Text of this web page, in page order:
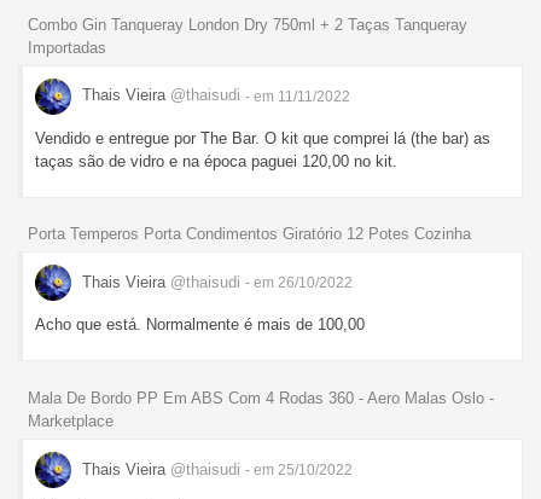
Combo Gin Tanqueray London Dry 750ml + 2 Taças Tanqueray
Importadas
Thais Vieira @thaisudi - em 11/11/2022
Vendido e entregue por The Bar. O kit que comprei lá (the bar) as
taças são de vidro e na época paguei 120,00 no kit.
Porta Temperos Porta Condimentos Giratório 12 Potes Cozinha
Thais Vieira @thaisudi - em 26/10/2022
Acho que está. Normalmente é mais de 100,00
Mala De Bordo PP Em ABS Com 4 Rodas 360 - Aero Malas Oslo -
Marketplace
Thais Vieira @thaisudi - em 25/10/2022